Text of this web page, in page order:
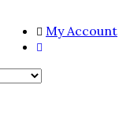
My Account